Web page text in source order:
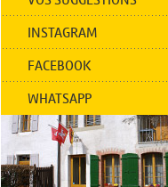
INSTAGRAM
FACEBOOK
WHATSAPP